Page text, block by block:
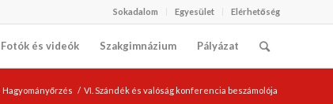
Sokadalom Egyesület Elérhetőség
Fotók és videók Szakgimnázium Pályázat
Hagyományőrzés / VI. Szándék és valóság konferencia beszámolója